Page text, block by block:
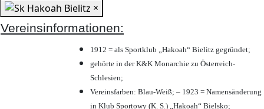
×
Vereinsinformationen:
1912 = als Sportklub „Hakoah“ Bielitz gegründet;
gehörte in der K&K Monarchie zu Österreich-
Schlesien;
Vereinsfarben: Blau-Weiß; – 1923 = Namensänderung
in Klub Sportowy (K. S.) „Hakoah“ Bielsko;